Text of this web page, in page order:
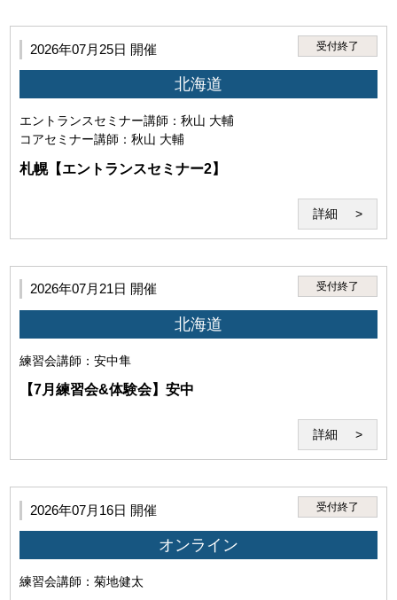
利用いただいた場合には下記の条件すべてにご同意いただいたも
のとさせていただきます。）
・前項の条件を満たした場合においても、本サービスの利用に支
2026年07月25日 開催 受付終了
北海道
エントランスセミナー講師：秋山 大輔
コアセミナー講師：秋山 大輔
札幌【エントランスセミナー2】
詳細
2026年07月21日 開催 受付終了
北海道
練習会講師：安中隼
【7月練習会&体験会】安中
詳細
2026年07月16日 開催 受付終了
オンライン
練習会講師：菊地健太